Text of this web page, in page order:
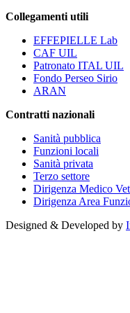
Collegamenti utili
EFFEPIELLE Lab
CAF UIL
Patronato ITAL UIL
Fondo Perseo Sirio
ARAN
Contratti nazionali
Sanità pubblica
Funzioni locali
Sanità privata
Terzo settore
Dirigenza Medico
Dirigenza Area
Designed & Developed by